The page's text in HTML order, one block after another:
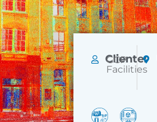
Cliente:
GCP
Facilities